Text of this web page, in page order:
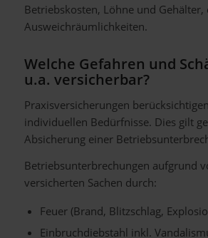
Betriebskosten, Löhne und
Ausweichräumlichkeiten.
Welche Gefahren und
u.a. versicherbar?
Praxisversicherungen
individuellen Bedürfnisse. Dies gilt
Absicherung einer
Betriebsunterbrechungen aufgrund
versicherten Sachen durch:
Feuer (Brand, Blitzschlag,
Einbruchdiebstahl inkl.